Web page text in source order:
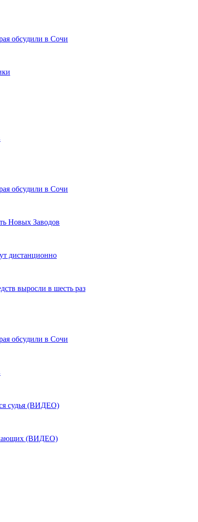
обсудили в Сочи
обсудили в Сочи
Новых Заводов
дистанционно
выросли в шесть раз
обсудили в Сочи
судья (ВИДЕО)
(ВИДЕО)